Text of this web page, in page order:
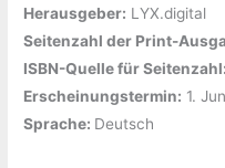
Herausgeber: ‎LYX.digital
Seitenzahl der Print-
ISBN-Quelle für Seitenzahl:
Erscheinungstermin: ‎1.
Sprache: ‎ Deutsch